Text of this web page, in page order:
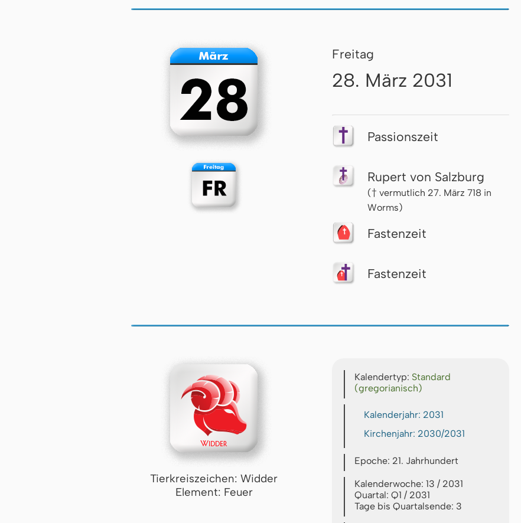
Freitag
28. März 2031
Passionszeit
Rupert von Salzburg
(† vermutlich 27. März 718 in
Worms)
Fastenzeit
Fastenzeit
Tierkreiszeichen: Widder
Element: Feuer
Kalendertyp: Standard
(gregorianisch)
Kalenderjahr: 2031
Kirchenjahr: 2030/2031
Epoche: 21. Jahrhundert
Kalenderwoche: 13 / 2031
Quartal: Q1 / 2031
Tage bis Quartalsende: 3